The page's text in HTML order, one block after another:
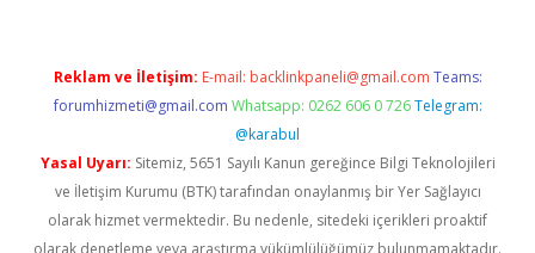
Reklam ve İletişim: E-mail: backlinkpaneli@gmail.com Teams:
forumhizmeti@gmail.com Whatsapp: 0262 606 0 726 Telegram:
@karabul
Yasal Uyarı: Sitemiz, 5651 Sayılı Kanun gereğince Bilgi Teknolojileri
ve İletişim Kurumu (BTK) tarafından onaylanmış bir Yer Sağlayıcı
olarak hizmet vermektedir. Bu nedenle, sitedeki içerikleri proaktif
olarak denetleme veya araştırma yükümlülüğümüz bulunmamaktadır.